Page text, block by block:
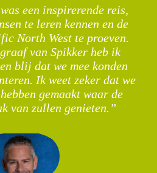
een inspirerende reis,
te leren kennen en de
North West te proeven.
van Spikker heb ik
blij dat we mee konden
Ik weet zeker dat we
gemaakt waar de
van zullen genieten.”